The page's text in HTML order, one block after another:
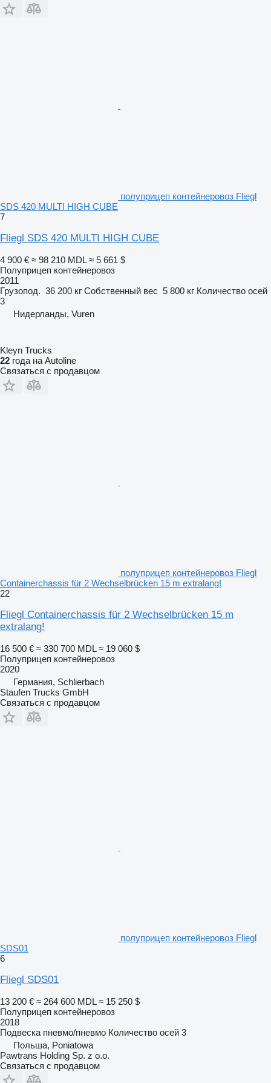
полуприцеп контейнеровоз Fliegl
SDS 420 MULTI HIGH CUBE
7
Fliegl SDS 420 MULTI HIGH CUBE
4 900 € ≈ 98 210 MDL ≈ 5 661 $
Полуприцеп контейнеровоз
2011
Грузопод. 36 200 кг Собственный вес 5 800 кг Количество осей
3
Нидерланды, Vuren
Kleyn Trucks
22 года на Autoline
Связаться с продавцом
полуприцеп контейнеровоз Fliegl
Containerchassis für 2 Wechselbrücken 15 m extralang!
22
Fliegl Containerchassis für 2 Wechselbrücken 15 m
extralang!
16 500 € ≈ 330 700 MDL ≈ 19 060 $
Полуприцеп контейнеровоз
2020
Германия, Schlierbach
Staufen Trucks GmbH
Связаться с продавцом
полуприцеп контейнеровоз Fliegl
SDS01
6
Fliegl SDS01
13 200 € ≈ 264 600 MDL ≈ 15 250 $
Полуприцеп контейнеровоз
2018
Подвеска пневмо/пневмо Количество осей 3
Польша, Poniatowa
Pawtrans Holding Sp. z o.o.
Связаться с продавцом